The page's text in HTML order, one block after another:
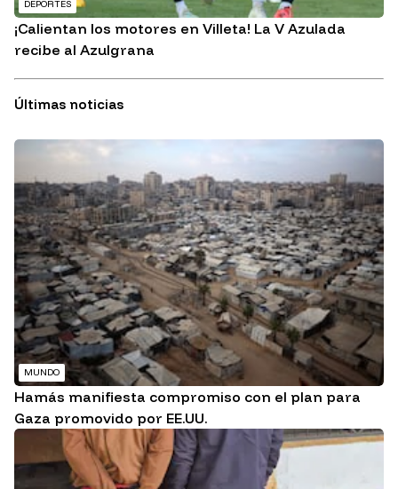
DEPORTES
¡Calientan los motores en Villeta! La V Azulada
recibe al Azulgrana
Últimas noticias
MUNDO
Hamás manifiesta compromiso con el plan para
Gaza promovido por EE.UU.